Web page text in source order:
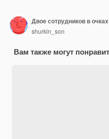
shurkin_son
Вам также могут